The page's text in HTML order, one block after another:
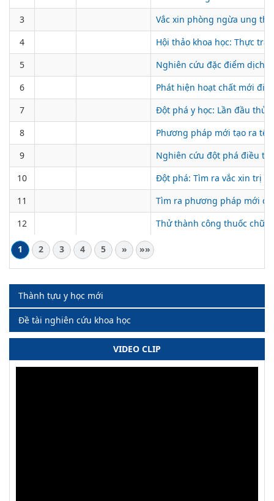
3
Vắc xin phòng ngừa ung
4
Hội thảo khoa học: Thực
5
Nghiên cứu đặc điểm dịch
6
Phát hiện hoạt chất mới
7
Đột phá y học: Lần đầu thử
8
Phương pháp mới tạo ra tế
9
Nghiên cứu đột phá điều trị
10
Đột phá: Tìm ra vắc xin trị
11
Tìm ra phương pháp mới
12
Thử thành công thuốc
1 2 3 4 5 » »»
Thành tựu y học mới
Đề tài nghiên cứu khoa học
VIDEO CLIP